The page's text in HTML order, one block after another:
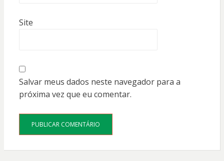
Site
Salvar meus dados neste navegador para a
próxima vez que eu comentar.